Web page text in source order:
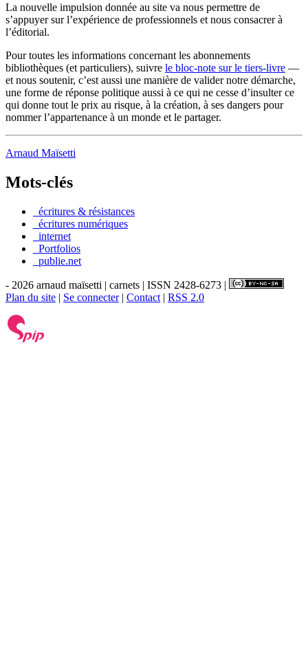
La nouvelle impulsion donnée au site va nous permettre de
s’appuyer sur l’expérience de professionnels et nous consacrer à
l’éditorial.
Pour toutes les informations concernant les abonnements
bibliothèques (et particuliers), suivre le bloc-note sur le tiers-livre —
et nous soutenir, c’est aussi une manière de valider notre démarche,
une forme de réponse politique aussi à ce qui ne cesse d’insulter ce
qui donne tout le prix au risque, à la création, à ses dangers pour
nommer l’appartenance à un monde et le partager.
Arnaud Maïsetti
Mots-clés
_écritures & résistances
_écritures numériques
_internet
_Portfolios
_publie.net
- 2026 arnaud maïsetti | carnets | ISSN 2428-6273 |
Plan du site | Se connecter| Contact | RSS 2.0